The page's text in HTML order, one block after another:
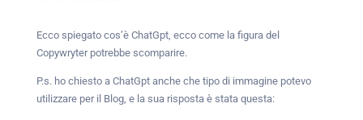
Ecco spiegato cos’è ChatGpt, ecco come la figura del
Copywryter potrebbe scomparire.
P.s. ho chiesto a ChatGpt anche che tipo di immagine potevo
utilizzare per il Blog, e la sua risposta è stata questa: